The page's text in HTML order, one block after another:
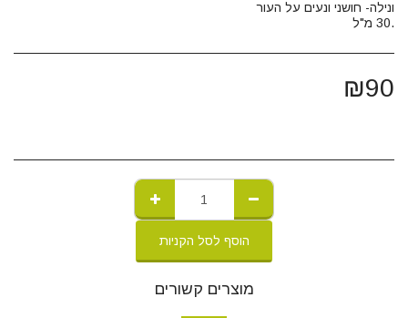
.30 מ"ל
₪90
הוסף לסל הקניות
מוצרים קשורים